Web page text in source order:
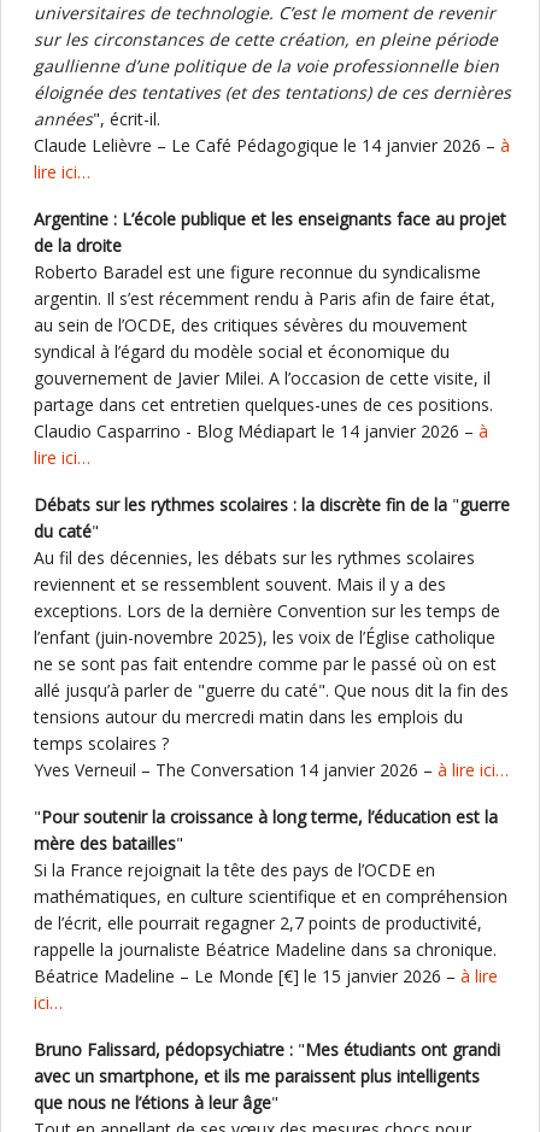
universitaires de technologie. C’est le moment de revenir
sur les circonstances de cette création, en pleine période
gaullienne d’une politique de la voie professionnelle bien
éloignée des tentatives (et des tentations) de ces dernières
années", écrit-il.
Claude Lelièvre – Le Café Pédagogique le 14 janvier 2026 – à
lire ici…
Argentine : L’école publique et les enseignants face au projet
de la droite
Roberto Baradel est une figure reconnue du syndicalisme
argentin. Il s’est récemment rendu à Paris afin de faire état,
au sein de l’OCDE, des critiques sévères du mouvement
syndical à l’égard du modèle social et économique du
gouvernement de Javier Milei. A l’occasion de cette visite, il
partage dans cet entretien quelques-unes de ces positions.
Claudio Casparrino - Blog Médiapart le 14 janvier 2026 – à
lire ici…
Débats sur les rythmes scolaires : la discrète fin de la "guerre
du caté"
Au fil des décennies, les débats sur les rythmes scolaires
reviennent et se ressemblent souvent. Mais il y a des
exceptions. Lors de la dernière Convention sur les temps de
l’enfant (juin-novembre 2025), les voix de l’Église catholique
ne se sont pas fait entendre comme par le passé où on est
allé jusqu’à parler de "guerre du caté". Que nous dit la fin des
tensions autour du mercredi matin dans les emplois du
temps scolaires ?
Yves Verneuil – The Conversation 14 janvier 2026 – à lire ici…
"Pour soutenir la croissance à long terme, l’éducation est la
mère des batailles"
Si la France rejoignait la tête des pays de l’OCDE en
mathématiques, en culture scientifique et en compréhension
de l’écrit, elle pourrait regagner 2,7 points de productivité,
rappelle la journaliste Béatrice Madeline dans sa chronique.
Béatrice Madeline – Le Monde [€] le 15 janvier 2026 – à lire
ici…
Bruno Falissard, pédopsychiatre : "Mes étudiants ont grandi
avec un smartphone, et ils me paraissent plus intelligents
que nous ne l’étions à leur âge"